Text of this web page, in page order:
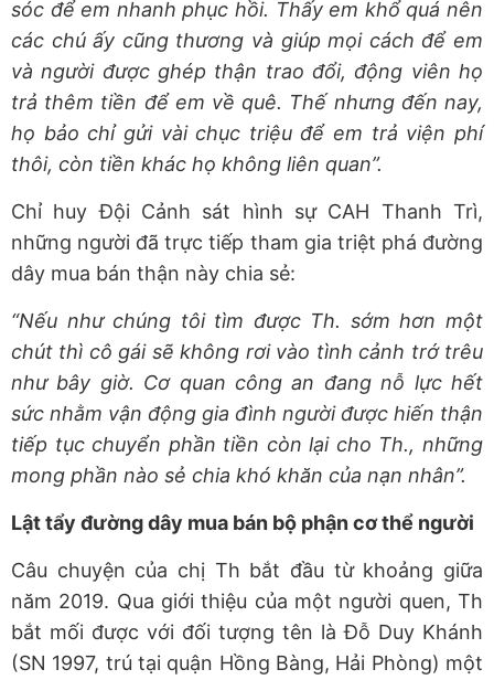
sóc để em nhanh phục hồi. Thấy em khổ quá nên
các chú ấy cũng thương và giúp mọi cách để em
và người được ghép thận trao đổi, động viên họ
trả thêm tiền để em về quê. Thế nhưng đến nay,
họ bảo chỉ gửi vài chục triệu để em trả viện phí
thôi, còn tiền khác họ không liên quan”.
Chỉ huy Đội Cảnh sát hình sự CAH Thanh Trì,
những người đã trực tiếp tham gia triệt phá đường
dây mua bán thận này chia sẻ:
“Nếu như chúng tôi tìm được Th. sớm hơn một
chút thì cô gái sẽ không rơi vào tình cảnh trớ trêu
như bây giờ. Cơ quan công an đang nỗ lực hết
sức nhằm vận động gia đình người được hiến thận
tiếp tục chuyển phần tiền còn lại cho Th., những
mong phần nào sẻ chia khó khăn của nạn nhân”.
Lật tẩy đường dây mua bán bộ phận cơ thể người
Câu chuyện của chị Th bắt đầu từ khoảng giữa
năm 2019. Qua giới thiệu của một người quen, Th
bắt mối được với đối tượng tên là Đỗ Duy Khánh
(SN 1997, trú tại quận Hồng Bàng, Hải Phòng) một